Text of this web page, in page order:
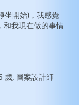
坐開始)，我感覺
和我現在做的事情
歲, 圖案設計師